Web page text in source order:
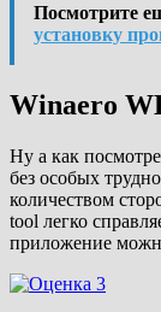
Посмотрите
установку
Winaero
Ну а как
без особых
количеством
tool легко
приложение